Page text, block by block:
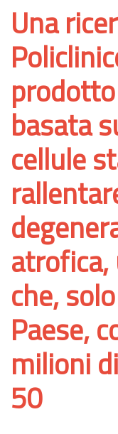
Una
basata
cellule
che,
Paese,
milioni
50